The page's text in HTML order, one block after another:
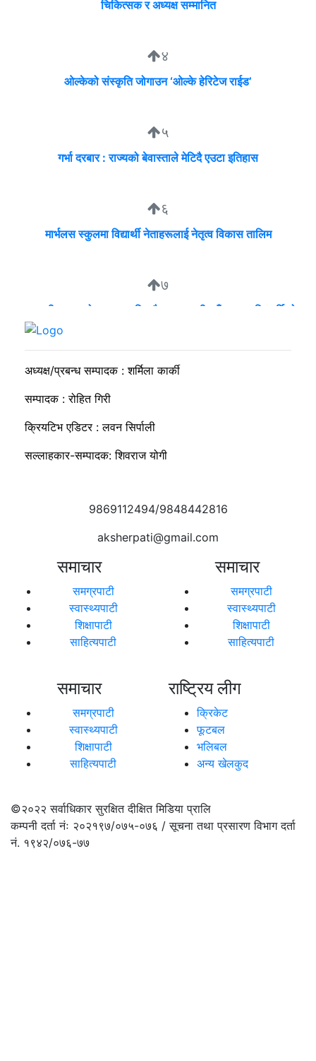
चिकित्सक र अध्यक्ष सम्मानित
४
ओल्केको संस्कृति जोगाउन ‘ओल्के हेरिटेज राईड’
५
गर्भा दरबार : राज्यको बेवास्ताले मेटिदै एउटा इतिहास
६
मार्भलस स्कुलमा विद्यार्थी नेताहरूलाई नेतृत्व विकास तालिम
७
व्यवसायी मुन्दडाको घरमा एकाबिहानै खानतलासी, पाँच घन्टापछि फर्कियो
अध्यक्ष/प्रबन्ध सम्पादक : शर्मिला कार्की
सम्पादक : रोहित गिरी
क्रियटिभ एडिटर : लवन सिर्पाली
सल्लाहकार-सम्पादक: शिवराज योगी
9869112494/9848442816
aksherpati@gmail.com
समाचार
समग्रपाटी
स्वास्थ्यपाटी
शिक्षापाटी
साहित्यपाटी
समाचार
समग्रपाटी
स्वास्थ्यपाटी
शिक्षापाटी
साहित्यपाटी
समाचार
समग्रपाटी
स्वास्थ्यपाटी
शिक्षापाटी
साहित्यपाटी
राष्ट्रिय लीग
क्रिकेट
फूटबल
भलिबल
अन्य खेलकुद
©२०२२सर्वाधिकार सुरक्षित दीक्षित मिडिया प्रालि
कम्पनी दर्ता नंः २०२१९७/०७५-०७६ / सूचना तथा प्रसारण विभाग दर्ता
नं. १९४२/०७६-७७